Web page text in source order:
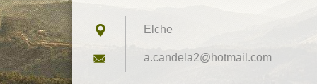
Elche
a.candel a2@hotmail.com